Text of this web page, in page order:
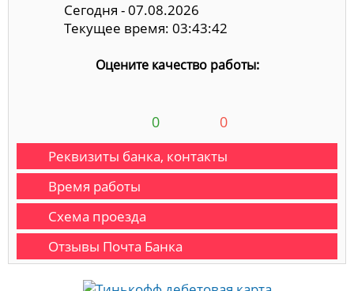
Сегодня - 07.08.2026
Текущее время: 03:43:42
Оцените качество работы:
0 0
Реквизиты банка, контакты
Время работы
Схема проезда
Отзывы Почта Банка